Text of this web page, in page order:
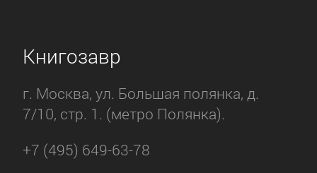
Книгозавр
г. Москва, ул. Большая полянка, д.
7/10, стр. 1. (метро Полянка).
+7 (495) 649-63-78